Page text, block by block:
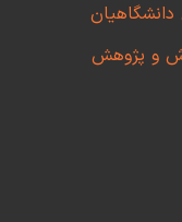
و پژوهش